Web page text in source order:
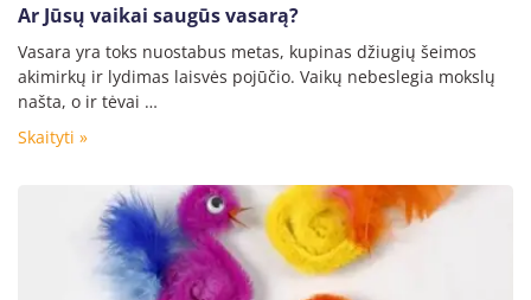
Ar Jūsų vaikai saugūs vasarą?
Vasara yra toks nuostabus metas, kupinas džiugių šeimos
akimirkų ir lydimas laisvės pojūčio. Vaikų nebeslegia mokslų
našta, o ir tėvai …
Skaityti »